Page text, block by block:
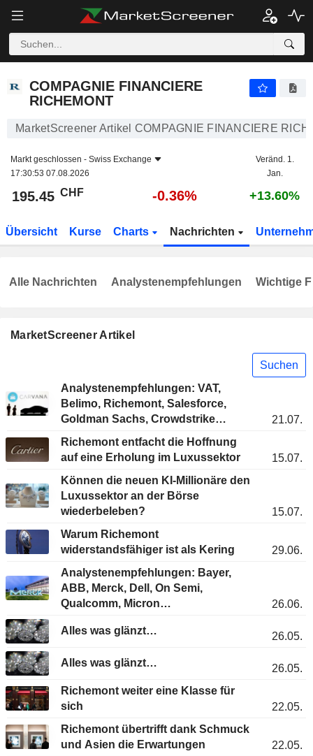
COMPAGNIE FINANCIERE
RICHEMONT
MarketScreener Artikel COMPAGNIE FINANCIERE
Markt geschlossen - Swiss Exchange
17:30:53 07.08.2026
Veränd. 1.
Jan.
195.45 CHF -0.36% +13.60%
Übersicht Kurse Charts Nachrichten
MarketScreener Artikel
Suchen
Analystenempfehlungen: VAT,
Belimo, Richemont, Salesforce,
Goldman Sachs, Crowdstrike…
21.07.
Richemont entfacht die Hoffnung
auf eine Erholung im Luxussektor
15.07.
Können die neuen KI-Millionäre den
Luxussektor an der Börse
wiederbeleben?
15.07.
Warum Richemont
widerstandsfähiger ist als Kering
29.06.
Analystenempfehlungen: Bayer,
ABB, Merck, Dell, On Semi,
Qualcomm, Micron…
26.06.
Alles was glänzt… 26.05.
Alles was glänzt…
26.05.
Richemont weiter eine Klasse für
sich
22.05.
Richemont übertrifft dank Schmuck
und Asien die Erwartungen
22.05.
Alle Nachrichten Analystenempfehlungen Wichtige